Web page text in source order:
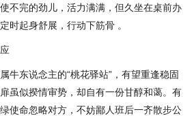
不完的劲儿，活力满满，但久坐在桌前办
时起身舒展，行动下筋骨 。
牛东说念主的“桃花驿站”，有望重逢稳固
虽似揆情审势，却自有一份甘醇和蔼。有
使命忽略对方，不妨鄙人班后一齐散步公